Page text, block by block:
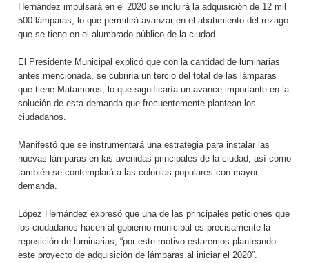
Hernández impulsará en el 2020 se incluirá la adquisición de 12 mil
500 lámparas, lo que permitirá avanzar en el abatimiento del rezago
que se tiene en el alumbrado público de la ciudad.
El Presidente Municipal explicó que con la cantidad de luminarias
antes mencionada, se cubriría un tercio del total de las lámparas
que tiene Matamoros, lo que significaría un avance importante en la
solución de esta demanda que frecuentemente plantean los
ciudadanos.
Manifestó que se instrumentará una estrategia para instalar las
nuevas lámparas en las avenidas principales de la ciudad, así como
también se contemplará a las colonias populares con mayor
demanda.
López Hernández expresó que una de las principales peticiones que
los ciudadanos hacen al gobierno municipal es precisamente la
reposición de luminarias, “por este motivo estaremos planteando
este proyecto de adquisición de lámparas al iniciar el 2020”.